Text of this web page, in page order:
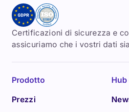
Certificazioni di sicurezza e
assicuriamo che i vostri dati
Prodotto
Prezzi